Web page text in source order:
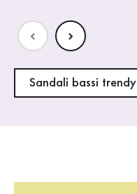
Sandali bassi trendy